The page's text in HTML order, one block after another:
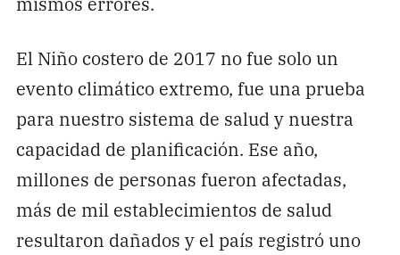
El Niño costero de 2017 no fue solo un
evento climático extremo, fue una prueba
para nuestro sistema de salud y nuestra
capacidad de planificación. Ese año,
millones de personas fueron afectadas,
más de mil establecimientos de salud
resultaron dañados y el país registró uno